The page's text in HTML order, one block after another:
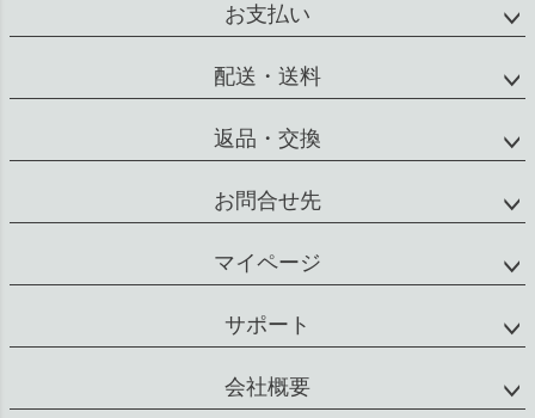
お支払い
配送・送料
返品・交換
お問合せ先
マイページ
サポート
会社概要